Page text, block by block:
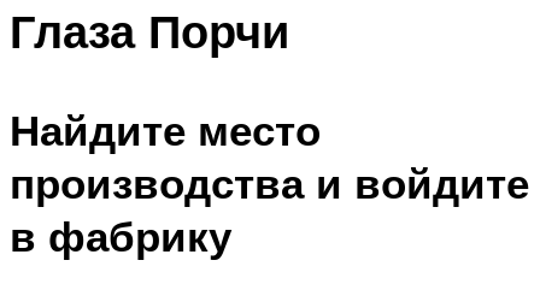
Глаза Порчи
Найдите место
производства и войдите
в фабрику